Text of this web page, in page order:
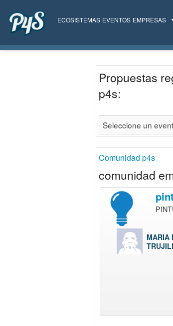
ECOSISTEMAS EVENTOS EMPRESAS
Propuestas
p4s:
Comunidad p4s
comunidad
MARIA